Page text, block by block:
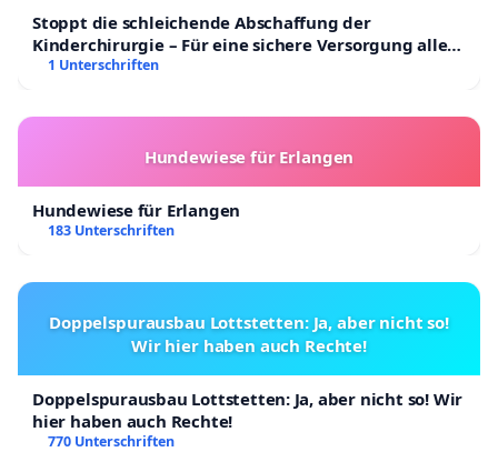
Stoppt die schleichende Abschaffung der
Kinderchirurgie – Für eine sichere Versorgung aller
Kinder in Deutschland
1 Unterschriften
Hundewiese für Erlangen
Hundewiese für Erlangen
183 Unterschriften
Doppelspurausbau Lottstetten: Ja, aber nicht so!
Wir hier haben auch Rechte!
Doppelspurausbau Lottstetten: Ja, aber nicht so! Wir
hier haben auch Rechte!
770 Unterschriften